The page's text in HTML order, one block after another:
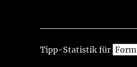
Tipp-Statistik für